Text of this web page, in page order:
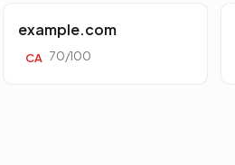
example.com
CA 70/100